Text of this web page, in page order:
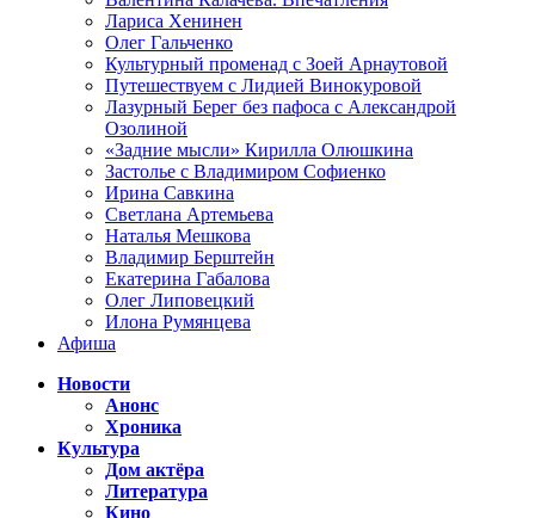
Лариса Хенинен
Олег Гальченко
Культурный променад с Зоей Арнаутовой
Путешествуем с Лидией Винокуровой
Лазурный Берег без пафоса с Александрой
Озолиной
«Задние мысли» Кирилла Олюшкина
Застолье с Владимиром Софиенко
Ирина Савкина
Светлана Артемьева
Наталья Мешкова
Владимир Берштейн
Екатерина Габалова
Олег Липовецкий
Илона Румянцева
Афиша
Новости
Анонс
Хроника
Культура
Дом актёра
Литература
Кино